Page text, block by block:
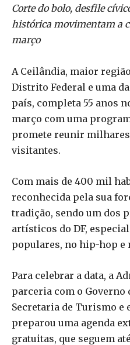
Corte do bolo, desfile
histórica movimentam a
março
A Ceilândia, maior
Distrito Federal e uma
país, completa 55 anos
março com uma
promete reunir milhares
visitantes.
Com mais de 400 mil
reconhecida pela sua
tradição, sendo um dos
artísticos do DF,
populares, no hip-hop e
Para celebrar a data, a
parceria com o Governo
Secretaria de Turismo e
preparou uma agenda
gratuitas, que seguem